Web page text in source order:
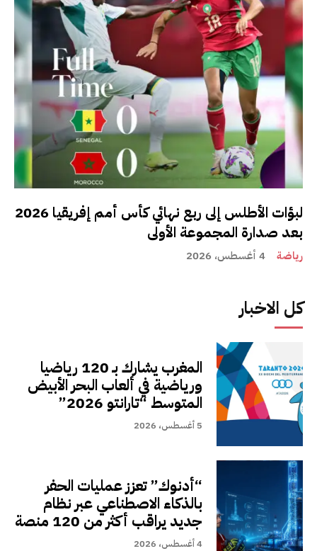
لبؤات الأطلس إلى ربع نهائي كأس أمم إفريقيا 2026
بعد صدارة المجموعة الأولى
رياضة 4 أغسطس، 2026
كل الاخبار
المغرب يشارك بـ 120 رياضيا
ورياضية في ألعاب البحر الأبيض
المتوسط “تارانتو 2026”
5 أغسطس، 2026
“أدنوك” تعزز عمليات الحفر
بالذكاء الاصطناعي عبر نظام
جديد يراقب أكثر من 120 منصة
4 أغسطس، 2026